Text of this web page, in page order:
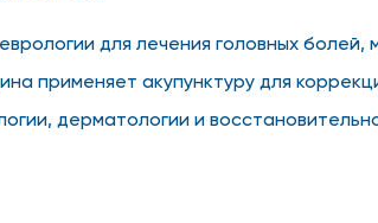
для лечения головных
применяет акупунктуру для
дерматологии и